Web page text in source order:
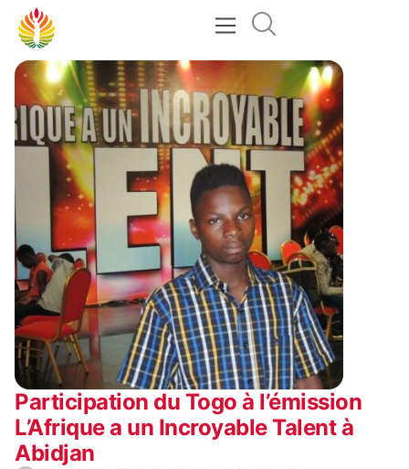
Participation du Togo à l’émission
L’Afrique a un Incroyable Talent à
Abidjan